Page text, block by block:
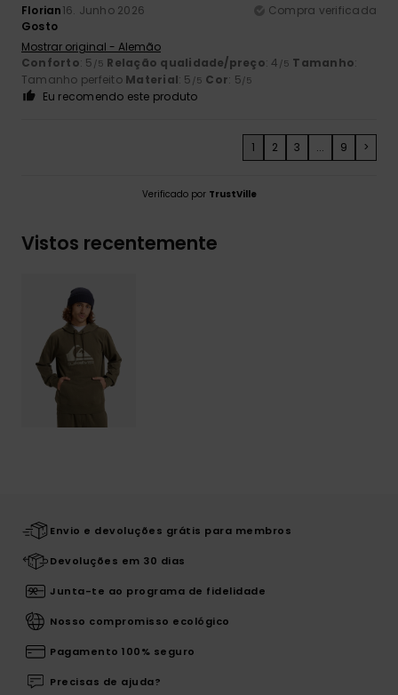
Florian16. Junho 2026
Compra verificada
Gosto
Mostrar original - Alemão
Conforto: 5 /5 Relação qualidade/preço: 4 /5 Tamanho:
Tamanho perfeito Material: 5 /5 Cor: 5 /5
Eu recomendo este produto
1 2 3 ... 9 >
Verificado por TrustVille
Vistos recentemente
Envio e devoluções grátis para membros
Devoluções em 30 dias
Junta-te ao programa de fidelidade
Nosso compromisso ecológico
Pagamento 100% seguro
Precisas de ajuda?